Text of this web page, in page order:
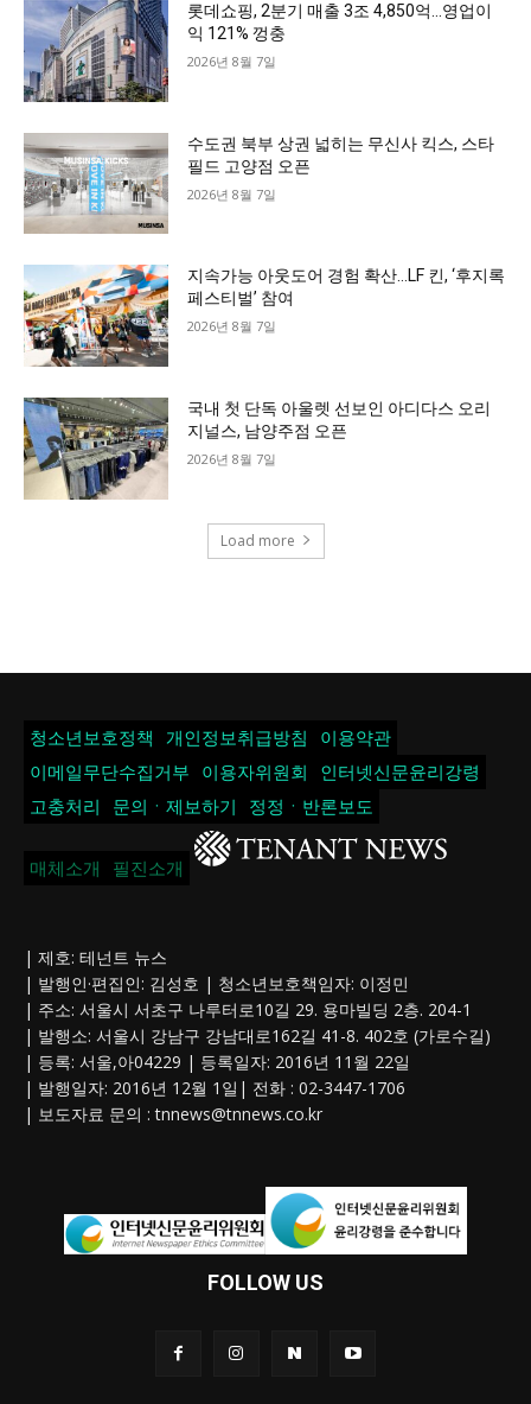
롯데쇼핑, 2분기 매출 3조 4,850억…영업이
익 121% 껑충
2026년 8월 7일
수도권 북부 상권 넓히는 무신사 킥스, 스타
필드 고양점 오픈
2026년 8월 7일
지속가능 아웃도어 경험 확산…LF 킨, ‘후지록
페스티벌’ 참여
2026년 8월 7일
국내 첫 단독 아울렛 선보인 아디다스 오리
지널스, 남양주점 오픈
2026년 8월 7일
Load more
청소년보호정책 개인정보취급방침
이용약관
이메일무단수집거부
이용자위원회
인터넷신문윤리강령
고충처리
문의ㆍ제보하기 정정ㆍ반론보도
매체소개 필진소개
| 제호: 테넌트 뉴스
| 발행인·편집인: 김성호 | 청소년보호책임자: 이정민
| 주소: 서울시 서초구 나루터로10길 29. 용마빌딩 2층. 204-1
| 발행소: 서울시 강남구 강남대로162길 41-8. 402호 (가로수길)
| 등록: 서울,아04229 | 등록일자: 2016년 11월 22일
| 발행일자: 2016년 12월 1일| 전화 : 02-3447-1706
| 보도자료 문의 :tnnews@tnnews.co.kr
FOLLOW US